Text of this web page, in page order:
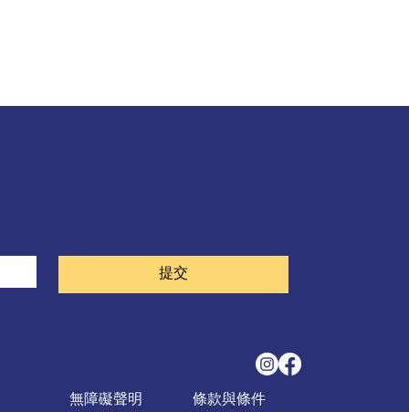
提交
無障礙聲明 條款與條件